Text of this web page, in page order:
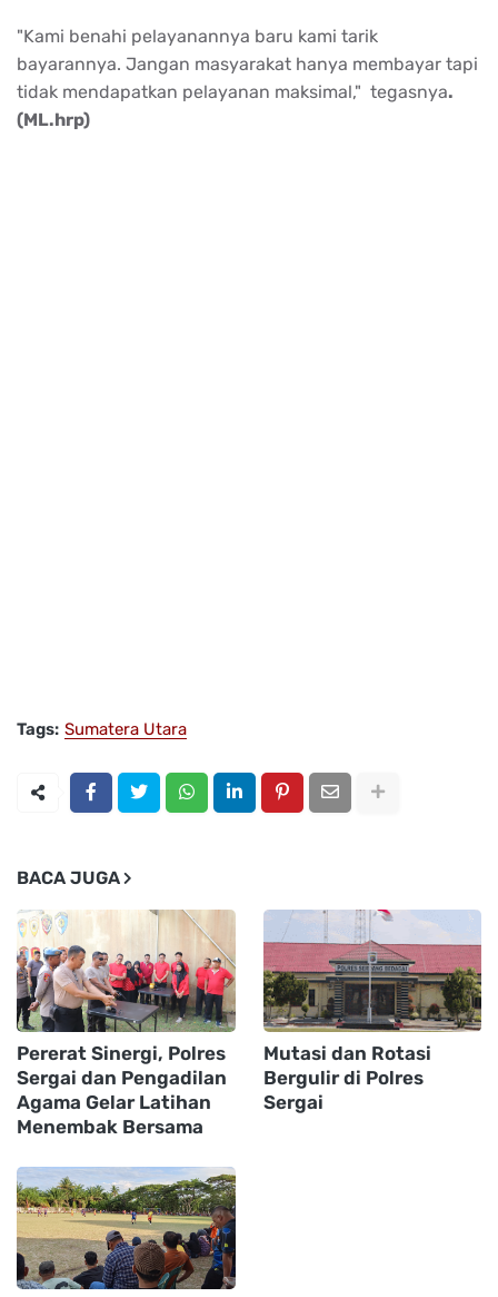
"Kami benahi pelayanannya baru kami tarik
bayarannya. Jangan masyarakat hanya membayar tapi
tidak mendapatkan pelayanan maksimal," tegasnya.
(ML.hrp)
Tags: Sumatera Utara
BACA JUGA
Pererat Sinergi, Polres
Sergai dan Pengadilan
Agama Gelar Latihan
Menembak Bersama
Mutasi dan Rotasi
Bergulir di Polres
Sergai